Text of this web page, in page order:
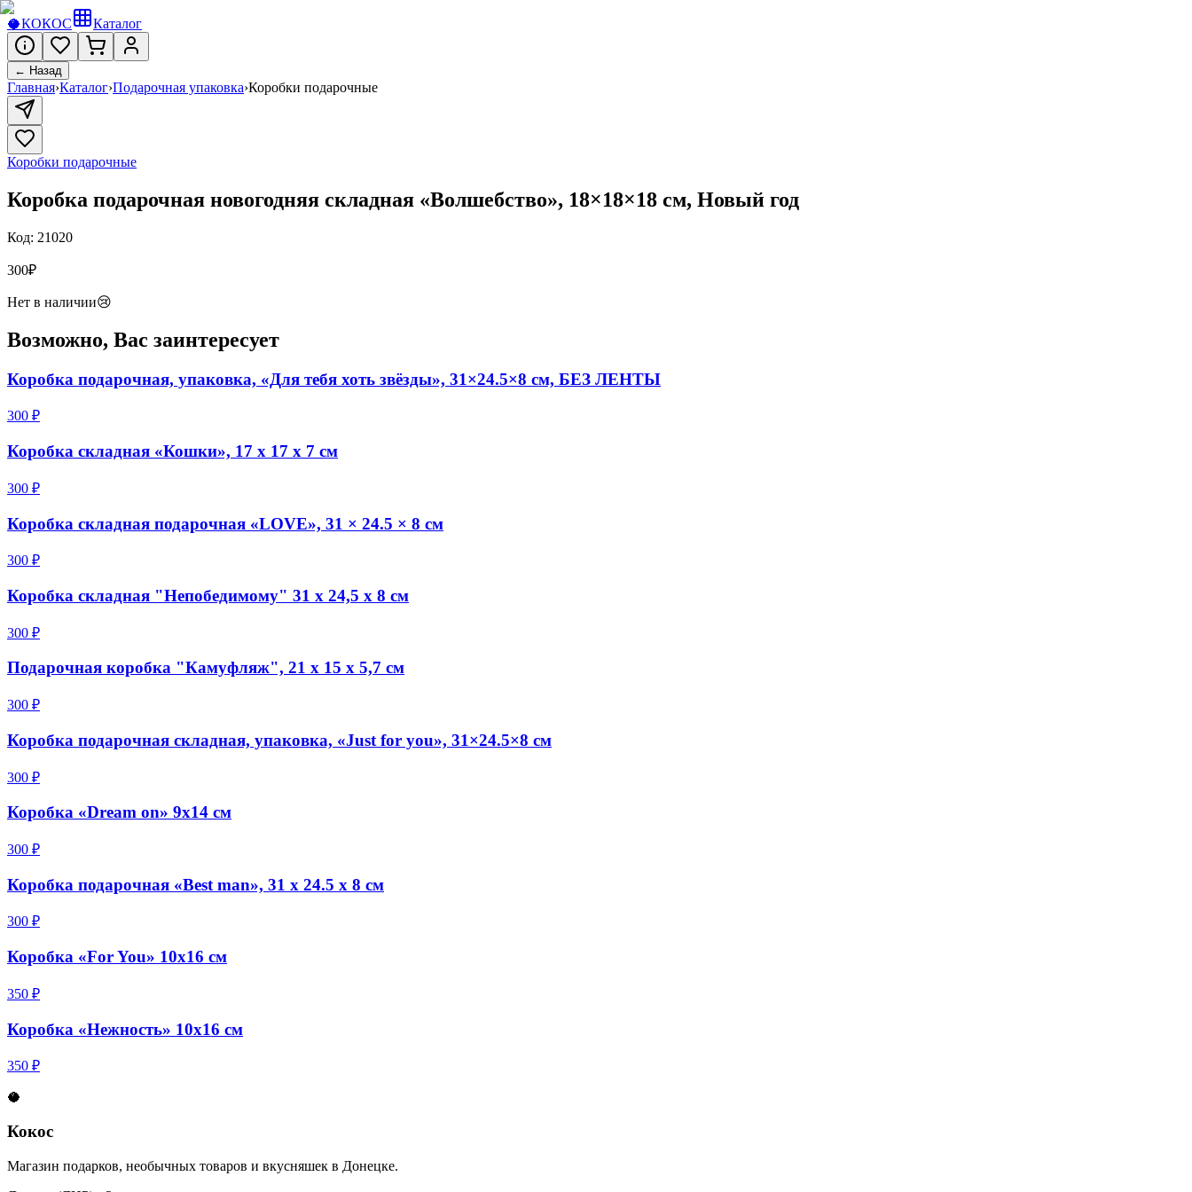
🥥КОКОС Каталог
← Назад
Главная›Каталог›Подарочная упаковка›Коробки подарочные
Коробки подарочные
Коробка подарочная новогодняя складная «Волшебство», 18×18×18 см, Новый год
Код: 21020
300₽
Нет в наличии😢
Возможно, Вас заинтересует
Коробка подарочная, упаковка, «Для тебя хоть звёзды», 31×24.5×8 см, БЕЗ ЛЕНТЫ
300 ₽
Коробка складная «Кошки», 17 х 17 х 7 см
300 ₽
Коробка складная подарочная «LOVE», 31 × 24.5 × 8 см
300 ₽
Коробка складная "Непобедимому" 31 х 24,5 х 8 см
300 ₽
Подарочная коробка "Камуфляж", 21 х 15 х 5,7 см
300 ₽
Коробка подарочная складная, упаковка, «Just for you», 31×24.5×8 см
300 ₽
Коробка «Dream on» 9x14 см
300 ₽
Коробка подарочная «Best man», 31 х 24.5 х 8 см
300 ₽
Коробка «For You» 10x16 см
350 ₽
Коробка «Нежность» 10х16 см
350 ₽
🥥
Кокос
Магазин подарков, необычных товаров и вкусняшек в Донецке.